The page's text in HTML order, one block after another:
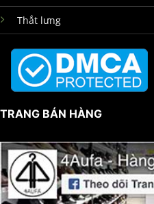
Thắt lưng
TRANG BÁN HÀNG